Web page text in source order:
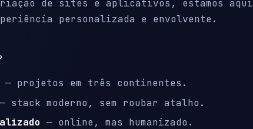
de sites e aplicativos, estamos aqui
personalizada e envolvente.
— projetos em três continentes.
— stack moderno, sem roubar atalho.
— online, mas humanizado.